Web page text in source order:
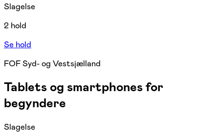
Slagelse
2 hold
Se hold
FOF Syd- og Vestsjælland
Tablets og smartphones for
begyndere
Slagelse